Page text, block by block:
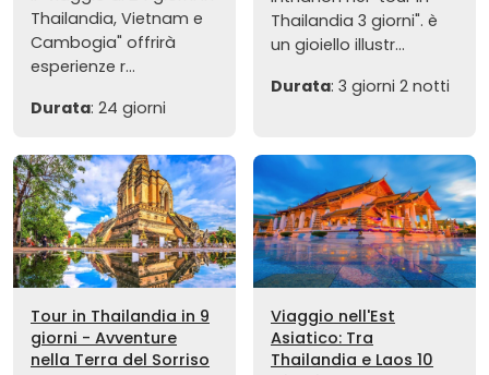
Thailandia, Vietnam e
Cambogia" offrirà
esperienze r...
Durata: 24 giorni
Thailandia 3 giorni". è
un gioiello illustr...
Durata: 3 giorni 2 notti
Tour in Thailandia in 9
giorni - Avventure
nella Terra del Sorriso
Viaggio nell'Est
Asiatico: Tra
Thailandia e Laos 10